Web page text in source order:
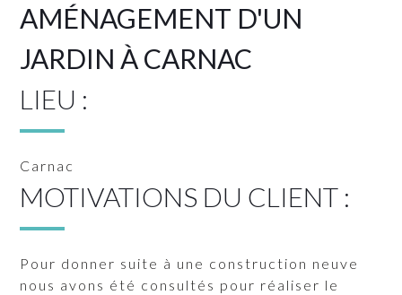
AMÉNAGEMENT D'UN
JARDIN À CARNAC
LIEU :
Carnac
MOTIVATIONS DU CLIENT :
Pour donner suite à une construction neuve
nous avons été consultés pour réaliser le